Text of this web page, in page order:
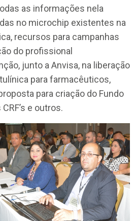
as informações nela
no microchip existentes na
recursos para campanhas
do profissional
junto a Anvisa, na liberação
para farmacêuticos,
para criação do Fundo
e outros.